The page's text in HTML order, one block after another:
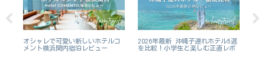
オシャレで可愛い新しいホテルコ
メント横浜関内宿泊レビュー
2026年最新 沖縄子連れホテル5選
を比較！小学生と楽しむ正直レポ